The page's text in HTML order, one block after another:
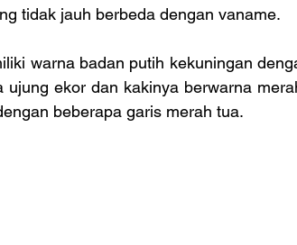
tidak jauh berbeda dengan vaname.
warna badan putih kekuningan
ekor dan kakinya berwarna
beberapa garis merah tua.